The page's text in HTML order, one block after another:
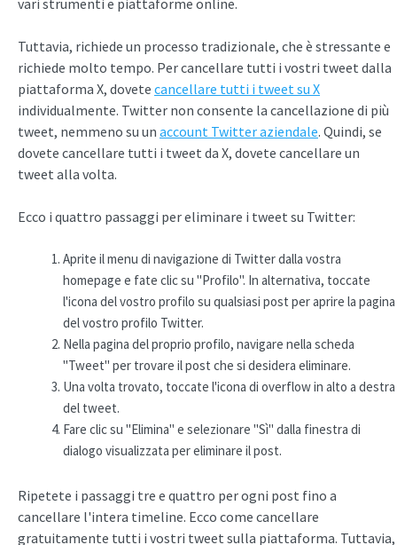
vari strumenti e piattaforme online.
Tuttavia, richiede un processo tradizionale, che è stressante e
richiede molto tempo. Per cancellare tutti i vostri tweet dalla
piattaforma X, dovete cancellare tutti i tweet su X
individualmente. Twitter non consente la cancellazione di più
tweet, nemmeno su un account Twitter aziendale. Quindi, se
dovete cancellare tutti i tweet da X, dovete cancellare un
tweet alla volta.
Ecco i quattro passaggi per eliminare i tweet su Twitter:
Aprite il menu di navigazione di Twitter dalla vostra
homepage e fate clic su "Profilo". In alternativa, toccate
l'icona del vostro profilo su qualsiasi post per aprire la pagina
del vostro profilo Twitter.
Nella pagina del proprio profilo, navigare nella scheda
"Tweet" per trovare il post che si desidera eliminare.
Una volta trovato, toccate l'icona di overflow in alto a destra
del tweet.
Fare clic su "Elimina" e selezionare "Sì" dalla finestra di
dialogo visualizzata per eliminare il post.
Ripetete i passaggi tre e quattro per ogni post fino a
cancellare l'intera timeline. Ecco come cancellare
gratuitamente tutti i vostri tweet sulla piattaforma. Tuttavia,